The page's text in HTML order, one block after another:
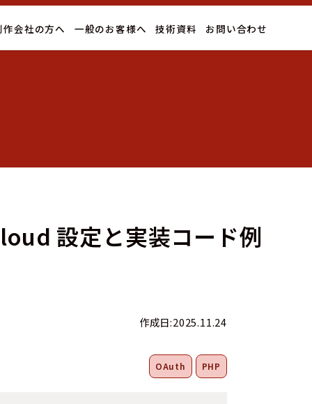
作会社の方へ 一般のお客様へ 技術資料 お問い合わせ
設定と実装コード例
作成日:2025.11.24
OAuth PHP